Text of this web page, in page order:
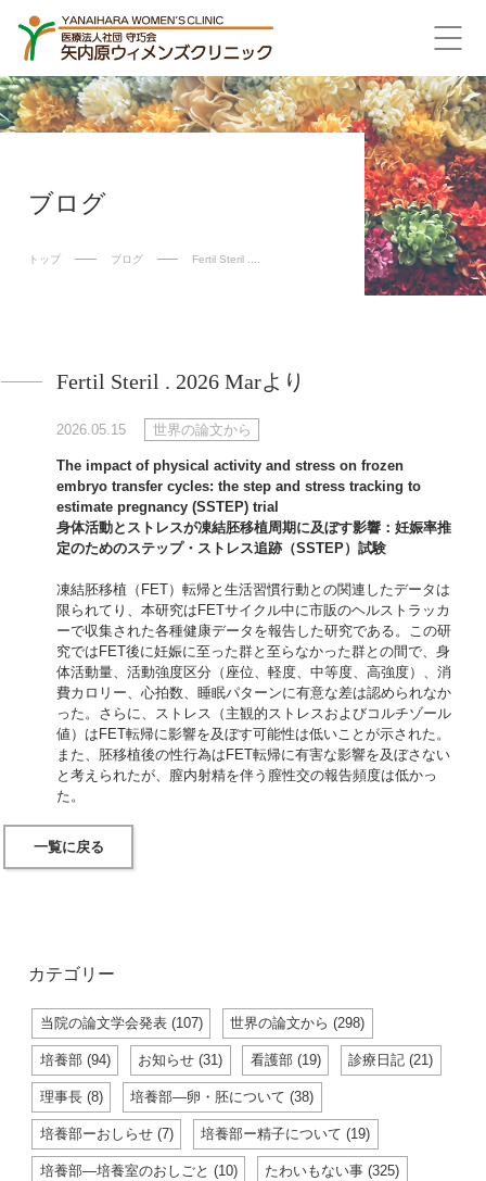
ブログ
トップ ブログ Fertil Steril ....
Fertil Steril . 2026 Marより
2026.05.15 世界の論文から
The impact of physical activity and stress on frozen
embryo transfer cycles: the step and stress tracking to
estimate pregnancy (SSTEP) trial
身体活動とストレスが凍結胚移植周期に及ぼす影響：妊娠率推
定のためのステップ・ストレス追跡（SSTEP）試験
凍結胚移植（FET）転帰と生活習慣行動との関連したデータは
限られてり、本研究はFETサイクル中に市販のヘルストラッカ
ーで収集された各種健康データを報告した研究である。この研
究ではFET後に妊娠に至った群と至らなかった群との間で、身
体活動量、活動強度区分（座位、軽度、中等度、高強度）、消
費カロリー、心拍数、睡眠パターンに有意な差は認められなか
った。さらに、ストレス（主観的ストレスおよびコルチゾール
値）はFET転帰に影響を及ぼす可能性は低いことが示された。
また、胚移植後の性行為はFET転帰に有害な影響を及ぼさない
と考えられたが、膣内射精を伴う膣性交の報告頻度は低かっ
た。
一覧に戻る
カテゴリー
当院の論文学会発表 (107) 世界の論文から (298)
培養部 (94) お知らせ (31) 看護部 (19) 診療日記 (21)
理事長 (8) 培養部―卵・胚について (38)
培養部ーおしらせ (7) 培養部ー精子について (19)
培養部―培養室のおしごと (10) たわいもない事 (325)